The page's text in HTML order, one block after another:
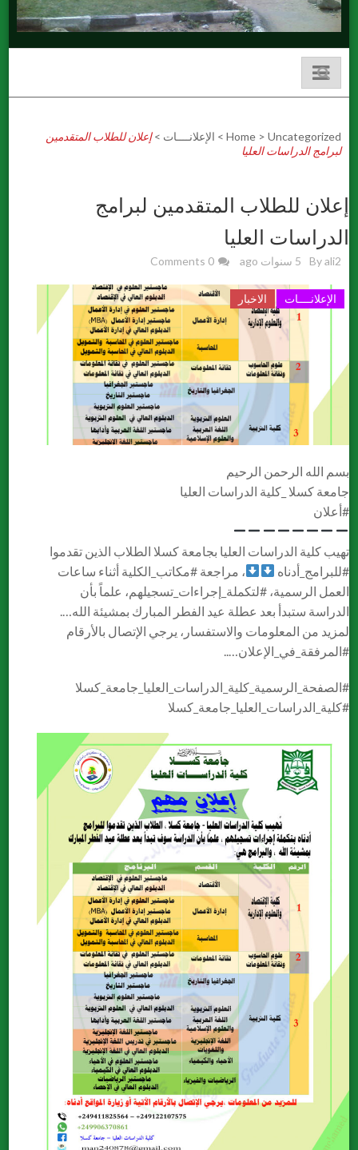
Home > Uncategorized
> الإعلانــــات >إعلان للطلاب المتقدمين
لبرامج الدراسات العليا
إعلان للطلاب المتقدمين لبرامج
الدراسات العليا
Byali2 5 سنوات ago 0 Comments
الإعلانــــات الاخبار
بسم الله الرحمن الرحيم
جامعة كسلا _كلية الدراسات العليا
#أعلان
تهيب كلية الدراسات العليا بجامعة كسلا الطلاب الذين تقدموا
#للبرامج_أدناه
، مراجعة #مكاتب_الكلية أثناء ساعات
العمل الرسمية،#لتكملة_إجراءات_تسجيلهم ، علماً بأن
الدراسة ستبدأ بعد عطلة عيد الفطر المبارك بمشيئة الله….
لمزيد من المعلومات والاستفسار، يرجي الإتصال بالأرقام
#المرفقة_في_الإعلان
#الصفحة_الرسمية_كلية_الدراسات_العليا_جامعة_كسلا
#كلية_الدراسات_العليا_جامعة_كسلا